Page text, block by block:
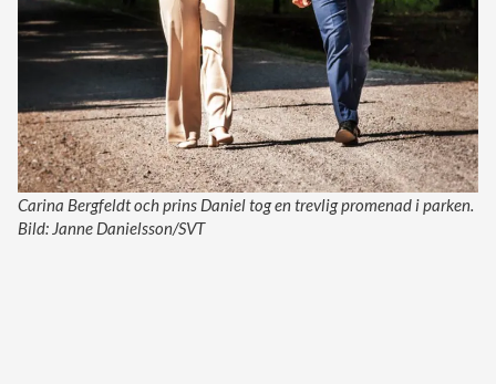
Carina Bergfeldt och prins Daniel tog en trevlig promenad i parken.
Bild: Janne Danielsson/SVT